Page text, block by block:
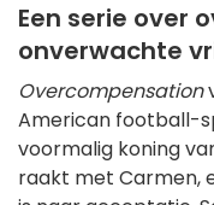
Een serie over
onverwachte
Overcompensation
American football-
voormalig koning
raakt met Carmen,